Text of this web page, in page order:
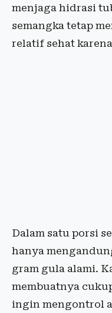
menjaga hidrasi
semangka tetap
relatif sehat
Dalam satu porsi
hanya
gram gula alami.
membuatnya
ingin mengontrol